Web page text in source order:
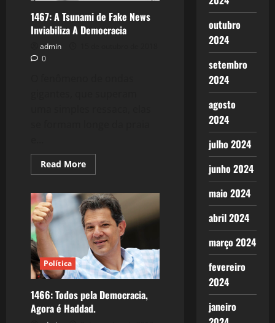
1467: A Tsunami de Fake News
Inviabiliza A Democracia
admin
0
Read MoreRead
more
A
Tsunami
de
Fake
News
Inviabiliza
A
Democracia
Política
1466: Todos pela Democracia,
Agora é Haddad.
outubro
2024
setembro
2024
agosto
2024
julho 2024
junho 2024
maio 2024
abril 2024
março 2024
fevereiro
2024
janeiro